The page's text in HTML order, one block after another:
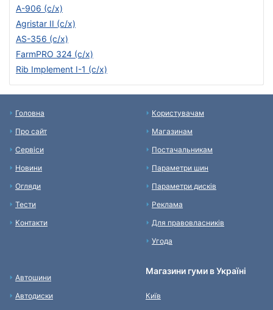
A-906 (с/х)
Agristar II (с/х)
AS-356 (с/х)
FarmPRO 324 (с/х)
Rib Implement I-1 (с/х)
Головна
Про сайт
Сервіси
Новини
Огляди
Тести
Контакти
Користувачам
Магазинам
Постачальникам
Параметри шин
Параметри дисків
Реклама
Для правовласників
Угода
Автошини
Автодиски
Магазини гуми в Україні
Київ